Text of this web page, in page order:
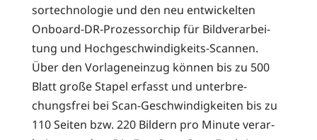
sor­tech­no­lo­gie und den neu ent­wi­ckel­ten
Onboard-DR-Pro­zes­sor­chip für Bild­ver­ar­bei­
tung und Hoch­ge­schwin­dig­keits-Scan­nen.
Über den Vor­la­gen­ein­zug kön­nen bis zu 500
Blatt gro­ße Sta­pel erfasst und unter­bre­
chungs­frei bei Scan-Geschwin­dig­kei­ten bis zu
110 Sei­ten bzw. 220 Bil­dern pro Minu­te ver­ar­